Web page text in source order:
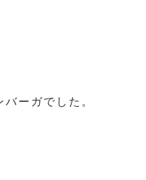
ーガでした。